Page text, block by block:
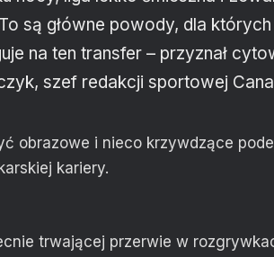
są główne powody, dla
na ten transfer – przyznał
szef redakcji sportowej
obrazowe i nieco krzywdzące
kariery.
trwającej przerwie w